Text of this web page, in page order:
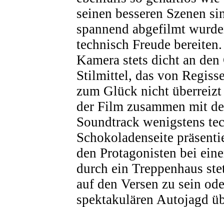
seinen besseren Szenen
spannend abgefilmt
technisch Freude
Kamera stets dicht an
Stilmittel, das von
zum Glück nicht
der Film zusammen mit
Soundtrack wenigstens
Schokoladenseite
den Protagonisten bei
durch ein Treppenhaus
auf den Versen zu sein
spektakulären Autojagd